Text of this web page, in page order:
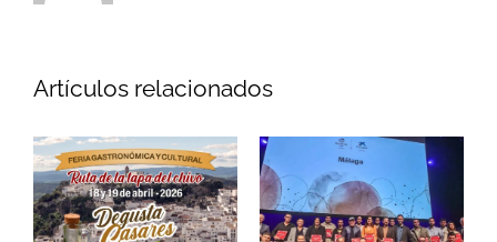
Artículos relacionados